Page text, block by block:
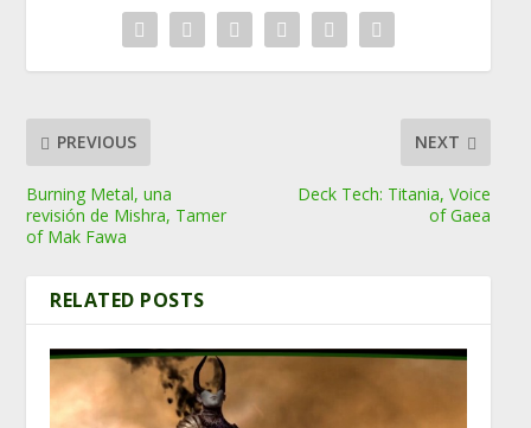
PREVIOUS
Burning Metal, una
revisión de Mishra, Tamer
of Mak Fawa
NEXT
Deck Tech: Titania, Voice
of Gaea
RELATED POSTS